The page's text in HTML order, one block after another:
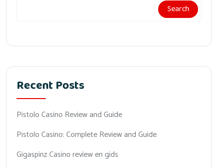
Search
Recent Posts
Pistolo Casino Review and Guide
Pistolo Casino: Complete Review and Guide
Gigaspinz Casino review en gids